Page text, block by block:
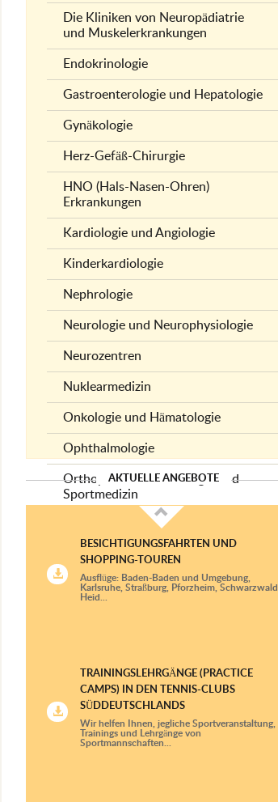
Die Kliniken von Neuropädiatrie
und Muskelerkrankungen
Endokrinologie
Gastroenterologie und Hepatologie
Gynäkologie
Herz-Gefäß-Chirurgie
HNO (Hals-Nasen-Ohren)
Erkrankungen
Kardiologie und Angiologie
Kinderkardiologie
Nephrologie
Neurologie und Neurophysiologie
Neurozentren
Nuklearmedizin
Onkologie und Hämatologie
Ophthalmologie
Orthopädie, Traumatologie und
Sportmedizin
Plastische Chirurgie und
Handchirurgie
Psychiatrie und Psychotherapie
Pulmonologie
Immunologie
Strahlentherapie
Thoraxchirurgie
AKTUELLE ANGEBOTE
BESICHTIGUNGSFAHRTEN UND
SHOPPING-TOUREN
Ausflüge: Baden-Baden und Umgebung,
Karlsruhe, Straßburg, Pforzheim, Schwarzwald,
Heid...
TRAININGSLEHRGÄNGE (PRACTICE
CAMPS) IN DEN TENNIS-CLUBS
SÜDDEUTSCHLANDS
Wir helfen Ihnen, jegliche Sportveranstaltung,
Trainings und Lehrgänge von
Sportmannschaften...